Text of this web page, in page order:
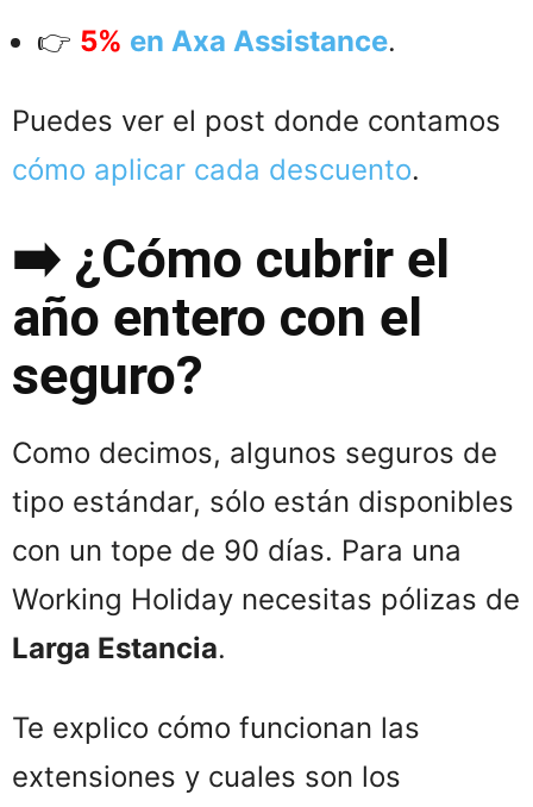
👉 5% en Axa Assistance.
Puedes ver el post donde contamos
cómo aplicar cada descuento.
➡️ ¿Cómo cubrir el
año entero con el
seguro?
Como decimos, algunos seguros de
tipo estándar, sólo están disponibles
con un tope de 90 días. Para una
Working Holiday necesitas pólizas de
Larga Estancia.
Te explico cómo funcionan las
extensiones y cuales son los